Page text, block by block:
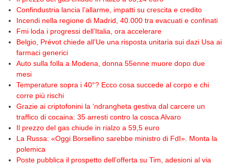
Confindustria lancia l’allarme, impatti su crescita e credito
Incendi nella regione di Madrid, 40.000 tra evacuati e confinati
Fmi loda i progressi dell’Italia, ora accelerare
Belgio, Prévot chiede all’Ue una risposta unitaria sui dazi Usa ai
farmaci generici
Auto sulla folla a Modena, donna 55enne muore dopo due
mesi
Temperature sopra i 40°? Ecco cosa succede al corpo e chi
corre più rischi
Grazie ai criptofonini la ‘ndrangheta gestiva dal carcere un
traffico di cocaina: 35 arresti contro la cosca Alvaro
Il prezzo del gas chiude in rialzo a 59,5 euro
La Russa: «Oggi Borsellino sarebbe ministro di FdI». Monta la
polemica
Poste pubblica il prospetto dell’offerta su Tim, adesioni al via